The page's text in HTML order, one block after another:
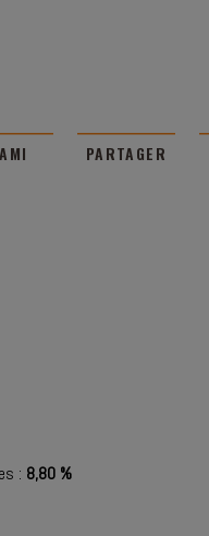
PARTAGER
: 8,80 %